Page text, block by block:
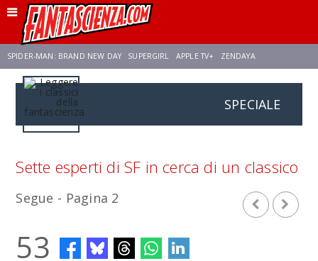
SPIDER-MAN: BRAND NEW DAY SUPERGIRL APPLE TV+ ZENDAYA
FRANCO RICCIARDIELLO STAR TREK NETFLIX
SPECIALE
Sette esperti di SF in cerca di un classico
Segue - Pagina 2
53